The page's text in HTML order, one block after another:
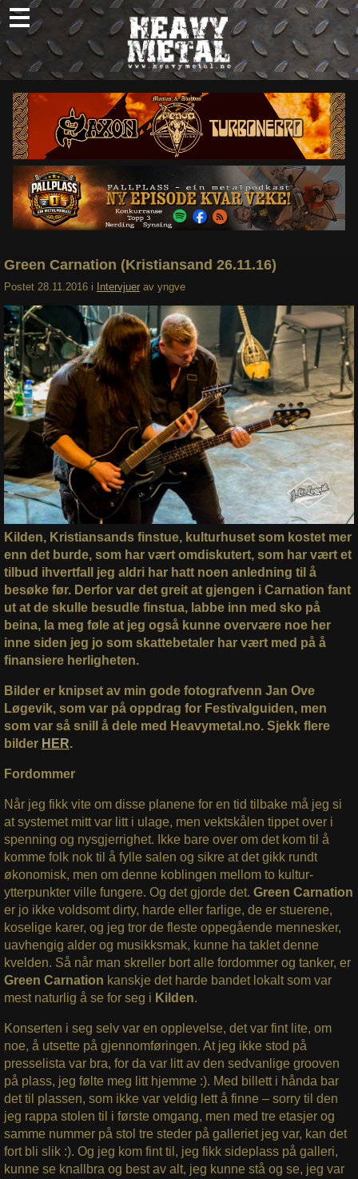
Skip
to
content
Nyheter
Omtaler
Intervjuer
Om oss
Abonner
Søk
Green Carnation (Kristiansand 26.11.16)
Postet 28.11.2016 i Intervjuer av yngve
Kilden, Kristiansands finstue, kulturhuset som kostet mer
enn det burde, som har vært omdiskutert, som har vært et
tilbud ihvertfall jeg aldri har hatt noen anledning til å
besøke før. Derfor var det greit at gjengen i Carnation fant
ut at de skulle besudle finstua, labbe inn med sko på
beina, la meg føle at jeg også kunne overvære noe her
inne siden jeg jo som skattebetaler har vært med på å
finansiere herligheten.
Bilder er knipset av min gode fotografvenn Jan Ove
Løgevik, som var på oppdrag for Festivalguiden, men
som var så snill å dele med Heavymetal.no. Sjekk flere
bilder HER.
Fordommer
Når jeg fikk vite om disse planene for en tid tilbake må jeg si
at systemet mitt var litt i ulage, men vektskålen tippet over i
spenning og nysgjerrighet. Ikke bare over om det kom til å
komme folk nok til å fylle salen og sikre at det gikk rundt
økonomisk, men om denne koblingen mellom to kultur-
ytterpunkter ville fungere. Og det gjorde det. Green Carnation
er jo ikke voldsomt dirty, harde eller farlige, de er stuerene,
koselige karer, og jeg tror de fleste oppegående mennesker,
uavhengig alder og musikksmak, kunne ha taklet denne
kvelden. Så når man skreller bort alle fordommer og tanker, er
Green Carnation kanskje det harde bandet lokalt som var
mest naturlig å se for seg i Kilden.
Konserten i seg selv var en opplevelse, det var fint lite, om
noe, å utsette på gjennomføringen. At jeg ikke stod på
presselista var bra, for da var litt av den sedvanlige grooven
på plass, jeg følte meg litt hjemme :). Med billett i hånda bar
det til plassen, som ikke var veldig lett å finne – sorry til den
jeg rappa stolen til i første omgang, men med tre etasjer og
samme nummer på stol tre steder på galleriet jeg var, kan det
fort bli slik :). Og jeg kom fint til, jeg fikk sideplass på galleri,
kunne se knallbra og best av alt, jeg kunne stå og se, jeg var